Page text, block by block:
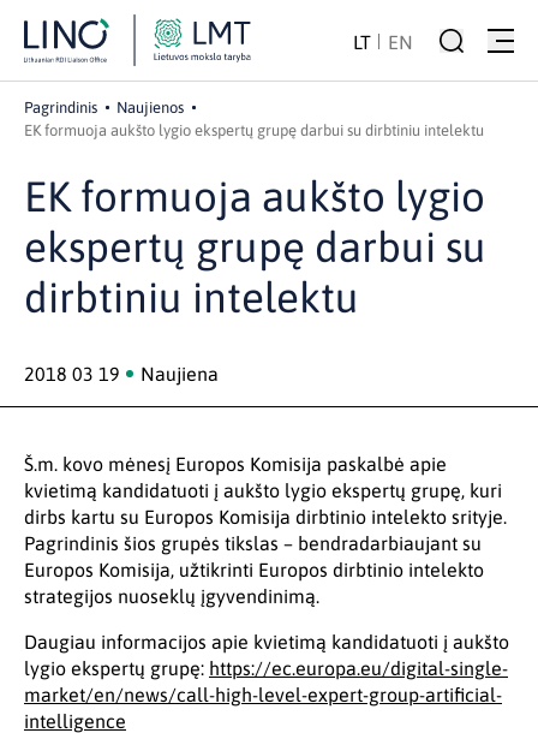
LT EN
Pagrindinis
Naujienos
EK formuoja aukšto lygio ekspertų grupę darbui su dirbtiniu intelektu
EK formuoja aukšto lygio
ekspertų grupę darbui su
dirbtiniu intelektu
2018 03 19 Naujiena
Š.m. kovo mėnesį Europos Komisija paskalbė apie
kvietimą kandidatuoti į aukšto lygio ekspertų grupę, kuri
dirbs kartu su Europos Komisija dirbtinio intelekto srityje.
Pagrindinis šios grupės tikslas – bendradarbiaujant su
Europos Komisija, užtikrinti Europos dirbtinio intelekto
strategijos nuoseklų įgyvendinimą.
Daugiau informacijos apie kvietimą kandidatuoti į aukšto
lygio ekspertų grupę: https://ec.europa.eu/digital-single-
market/en/news/call-high-level-expert-group-artificial-
intelligence